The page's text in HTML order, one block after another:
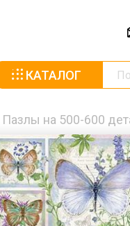
КАТАЛОГ
Пазлы на 500-600